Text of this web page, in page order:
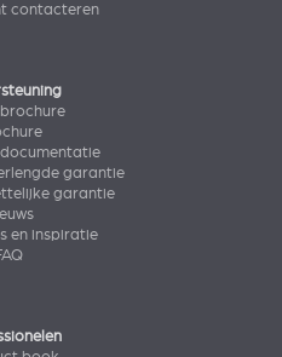
contacteren
garantie
garantie
en inspiratie